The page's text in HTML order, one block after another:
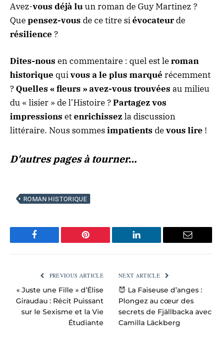
Avez-vous déjà luun roman de Guy Martinez ?
Quepensez-vous de ce titre siévocateurde
résilience ?
Dites-nous en commentaire : quel est leroman
historique quivous a le plus marqué récemment
? Quelles « fleurs » avez-vous trouvées au milieu
du « lisier » de l’Histoire ?Partagezvos
impressions etenrichissezla discussion
littéraire. Nous sommesimpatients devous lire !
D'autres pages à tourner…
ROMAN HISTORIQUE
Facebook Pinterest LinkedIn Email
PREVIOUS ARTICLE
« Juste une Fille » d’Élise
Giraudau : Récit Puissant
sur le Sexisme et la Vie
Étudiante
NEXT ARTICLE
😈 La Faiseuse d’anges :
Plongez au cœur des
secrets de Fjällbacka avec
Camilla Läckberg